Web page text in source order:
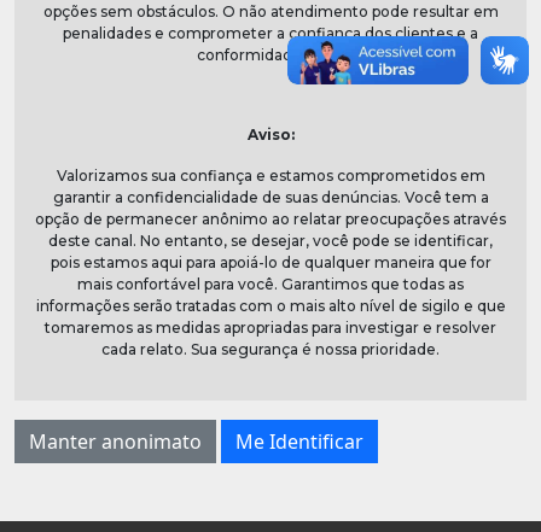
opções sem obstáculos. O não atendimento pode resultar em
penalidades e comprometer a confiança dos clientes e a
conformidade legal.
Aviso:
Valorizamos sua confiança e estamos comprometidos em
garantir a confidencialidade de suas denúncias. Você tem a
opção de permanecer anônimo ao relatar preocupações através
deste canal. No entanto, se desejar, você pode se identificar,
pois estamos aqui para apoiá-lo de qualquer maneira que for
mais confortável para você. Garantimos que todas as
informações serão tratadas com o mais alto nível de sigilo e que
tomaremos as medidas apropriadas para investigar e resolver
cada relato. Sua segurança é nossa prioridade.
Manter anonimato Me Identificar